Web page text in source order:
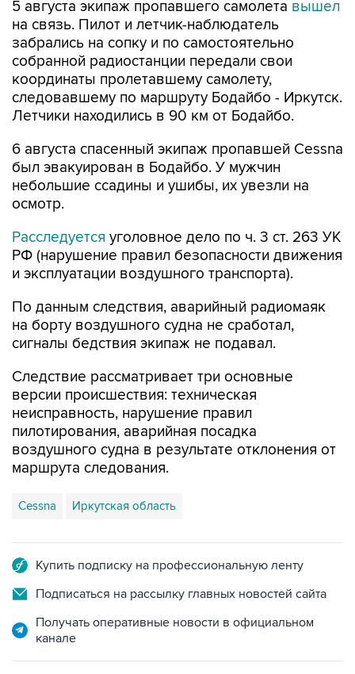
5 августа экипаж пропавшего самолета вышел
на связь. Пилот и летчик-наблюдатель
забрались на сопку и по самостоятельно
собранной радиостанции передали свои
координаты пролетавшему самолету,
следовавшему по маршруту Бодайбо - Иркутск.
Летчики находились в 90 км от Бодайбо.
6 августа спасенный экипаж пропавшей Cessna
был эвакуирован в Бодайбо. У мужчин
небольшие ссадины и ушибы, их увезли на
осмотр.
Расследуется уголовное дело по ч. 3 ст. 263 УК
РФ (нарушение правил безопасности движения
и эксплуатации воздушного транспорта).
По данным следствия, аварийный радиомаяк
на борту воздушного судна не сработал,
сигналы бедствия экипаж не подавал.
Следствие рассматривает три основные
версии происшествия: техническая
неисправность, нарушение правил
пилотирования, аварийная посадка
воздушного судна в результате отклонения от
маршрута следования.
Cessna Иркутская область
Купить подписку на профессиональную ленту
Подписаться на рассылку главных новостей сайта
Получать оперативные новости в официальном
канале